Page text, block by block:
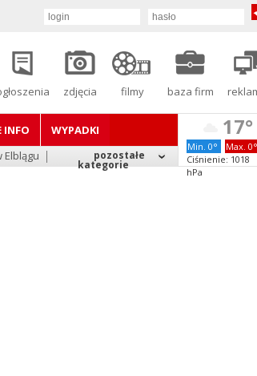
zdjęcia filmy baza firm
INFO
WYPADKI
Elblągu pozostałe
kategorie
17°
Min. 0°
Max. 0°
Ciśnienie: 1018
hPa